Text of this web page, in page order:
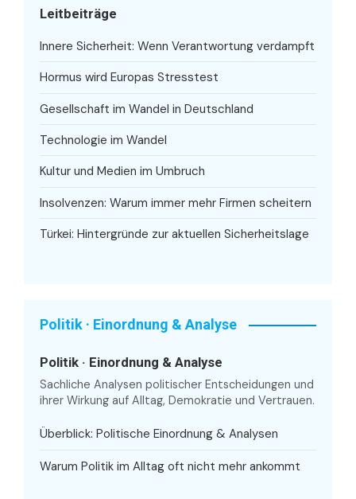
Leitbeiträge
Innere Sicherheit: Wenn Verantwortung verdampft
Hormus wird Europas Stresstest
Gesellschaft im Wandel in Deutschland
Technologie im Wandel
Kultur und Medien im Umbruch
Insolvenzen: Warum immer mehr Firmen scheitern
Türkei: Hintergründe zur aktuellen Sicherheitslage
Politik · Einordnung & Analyse
Politik · Einordnung & Analyse
Sachliche Analysen politischer Entscheidungen und
ihrer Wirkung auf Alltag, Demokratie und Vertrauen.
Überblick: Politische Einordnung & Analysen
Warum Politik im Alltag oft nicht mehr ankommt